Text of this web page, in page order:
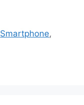
Smartphone,